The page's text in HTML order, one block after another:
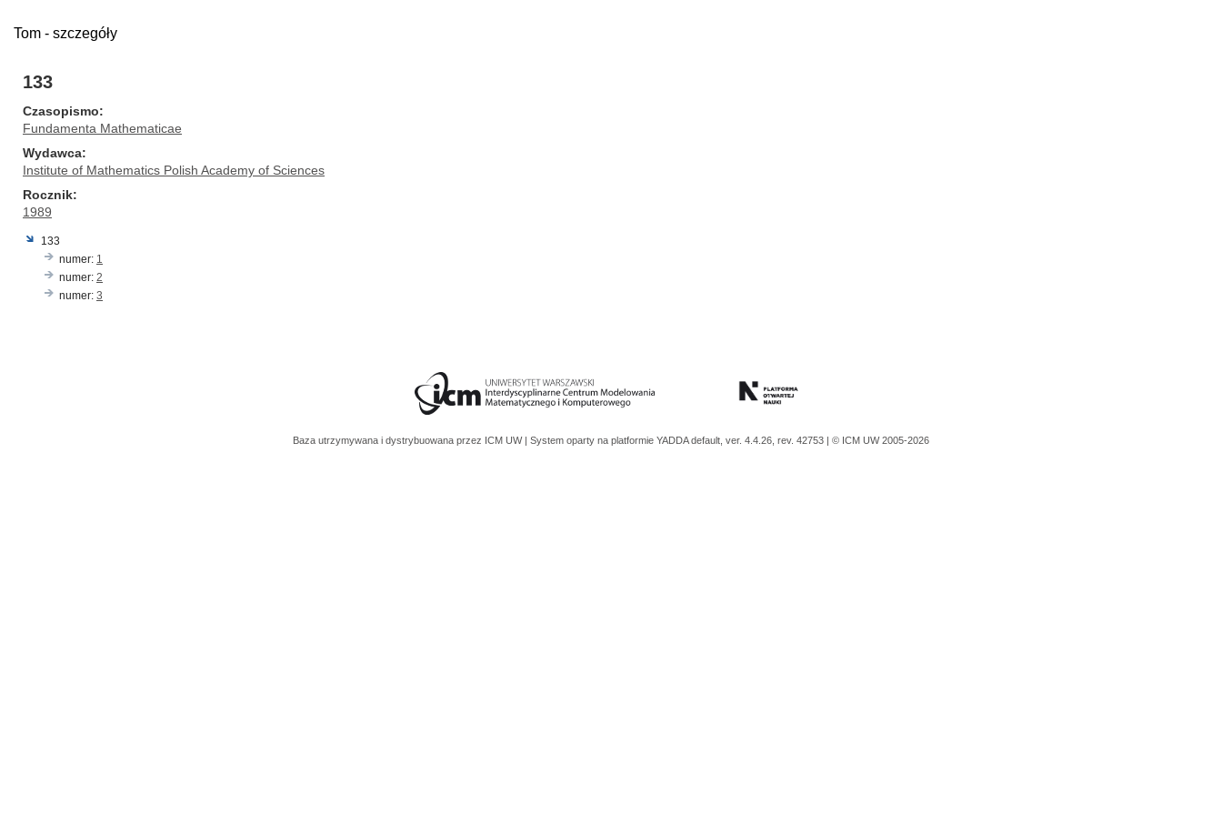
Tom - szczegóły
133
Czasopismo
Fundamenta Mathematicae
Wydawca
Institute of Mathematics Polish Academy of Sciences
Rocznik
1989
133
numer: 1
numer: 2
numer: 3
Baza utrzymywana i dystrybuowana przez ICM UW | System oparty na platformie YADDAdefault, ver. 4.4.26, rev. 42753 | © ICM UW 2005-2026